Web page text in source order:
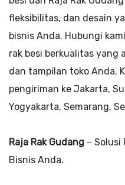
fleksibilitas, dan desain
bisnis Anda. Hubungi
rak besi berkualitas yang
dan tampilan toko Anda.
pengiriman ke Jakarta,
Yogyakarta, Semarang,
Raja Rak Gudang – Solusi
Bisnis Anda.